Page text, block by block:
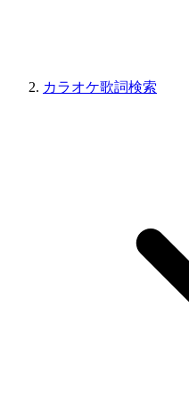
カラオケ歌詞検索